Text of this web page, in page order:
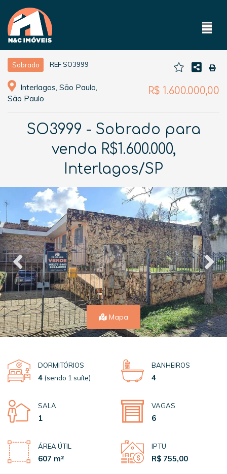
Sobrado REF SO3999
Interlagos, São Paulo,
São Paulo
R$ 1.600.000,00
SO3999 - Sobrado para
venda R$1.600.000,
Interlagos/SP
Mapa
DORMITÓRIOS
4 (sendo 1 suíte)
BANHEIROS
4
SALA
1
VAGAS
6
ÁREA ÚTIL
607 m²
IPTU
R$ 755,00